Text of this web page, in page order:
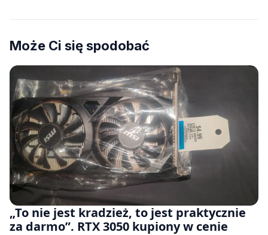
Może Ci się spodobać
„To nie jest kradzież, to jest praktycznie
za darmo”. RTX 3050 kupiony w cenie